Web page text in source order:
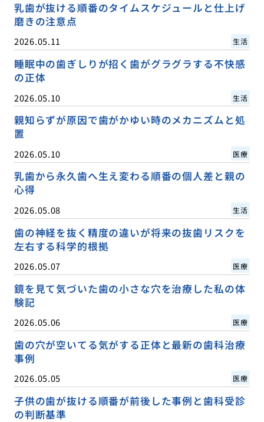
乳歯が抜ける順番のタイムスケジュールと仕上げ
磨きの注意点
2026.05.11 生活
睡眠中の歯ぎしりが招く歯がグラグラする不快感
の正体
2026.05.10 生活
親知らずが原因で歯がかゆい時のメカニズムと処
置
2026.05.10 医療
乳歯から永久歯へ生え変わる順番の個人差と親の
心得
2026.05.08 生活
歯の神経を抜く精度の違いが将来の抜歯リスクを
左右する科学的根拠
2026.05.07 医療
鏡を見て気づいた歯の小さな穴を治療した私の体
験記
2026.05.06 医療
歯の穴が空いてる気がする正体と最新の歯科治療
事例
2026.05.05 医療
子供の歯が抜ける順番が前後した事例と歯科受診
の判断基準